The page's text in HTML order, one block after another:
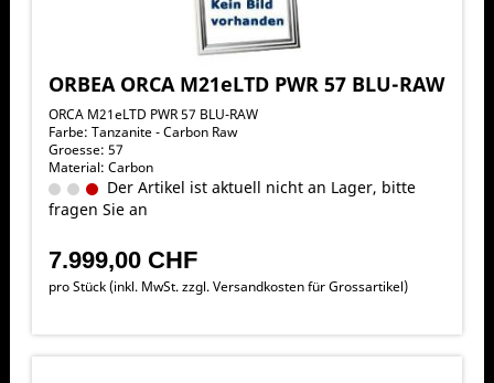
ORBEA ORCA M21eLTD PWR 57 BLU-RAW
ORCA M21eLTD PWR 57 BLU-RAW
Farbe: Tanzanite - Carbon Raw
Groesse: 57
Material: Carbon
Der Artikel ist aktuell nicht an Lager, bitte
fragen Sie an
7.999,00 CHF
pro Stück (inkl. MwSt. zzgl.Versandkosten für Grossartikel)